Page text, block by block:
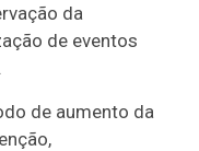
da
de eventos
de aumento da